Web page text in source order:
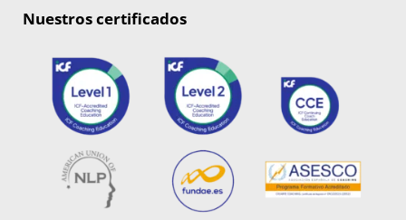
Nuestros certificados